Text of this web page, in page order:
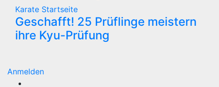
Karate Startseite
Geschafft! 25 Prüflinge meistern
ihre Kyu-Prüfung
Anmelden